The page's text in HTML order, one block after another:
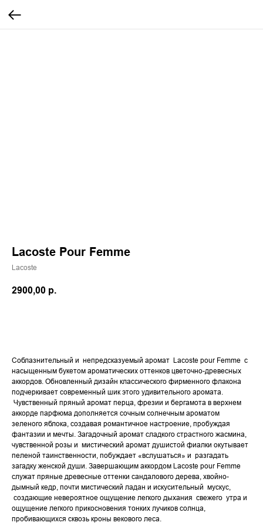
Lacoste Pour Femme
Lacoste
2900,00 р.
Соблазнительный и непредсказуемый аромат Lacoste pour Femme с
насыщенным букетом ароматических оттенков цветочно-древесных
аккордов. Обновленный дизайн классического фирменного флакона
подчеркивает современный шик этого удивительного аромата.
Чувственный пряный аромат перца, фрезии и бергамота в верхнем
аккорде парфюма дополняется сочным солнечным ароматом
зеленого яблока, создавая романтичное настроение, пробуждая
фантазии и мечты. Загадочный аромат сладкого страстного жасмина,
чувственной розы и мистический аромат душистой фиалки окутывает
пеленой таинственности, побуждает «вслушаться» и разгадать
загадку женской души. Завершающим аккордом Lacoste pour Femme
служат пряные древесные оттенки сандалового дерева, хвойно-
дымный кедр, почти мистический ладан и искусительный мускус,
создающие невероятное ощущение легкого дыхания свежего утра и
ощущение легкого прикосновения тонких лучиков солнца,
пробивающихся сквозь кроны векового леса.